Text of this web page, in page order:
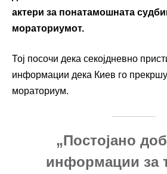
актери за понатамошната
мораториумот.
Тој посочи дека секојдневно
информации дека Киев го
мораториум.
„Постојано
информации за